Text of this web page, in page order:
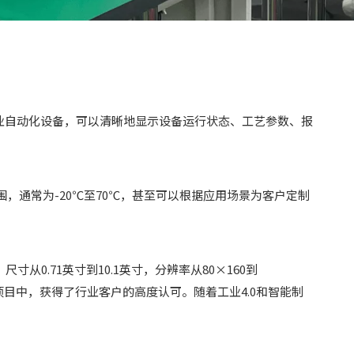
动化设备，可以清晰地显示设备运行状态、工艺参数、报
，通常为-20℃至70℃，甚至可以根据应用场景为客户定制
寸从0.71英寸到10.1英寸，分辨率从80×160到
中，获得了行业客户的高度认可。随着工业4.0和智能制